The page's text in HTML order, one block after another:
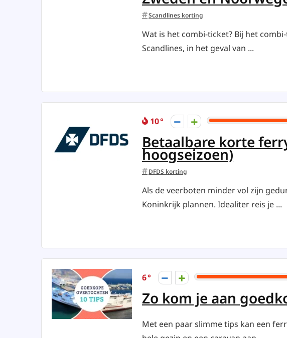
Scandlines korting
Wat is het combi-ticket? Bij het
Scandlines, in het geval van ...
10
Betaalbare korte
hoogseizoen)
DFDS korting
Als de veerboten minder vol zijn
Koninkrijk plannen. Idealiter reis je ...
6
Zo kom je aan
Met een paar slimme tips kan een